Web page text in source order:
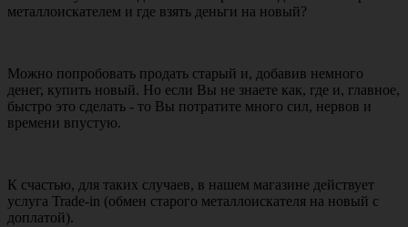
металлоискателем и где взять деньги на новый?
Можно попробовать продать старый и, добавив немного
денег, купить новый. Но если Вы не знаете как, где и, главное,
быстро это сделать - то Вы потратите много сил, нервов и
времени впустую.
К счастью, для таких случаев, в нашем магазине действует
услуга Trade-in (обмен старого металлоискателя на новый с
доплатой).